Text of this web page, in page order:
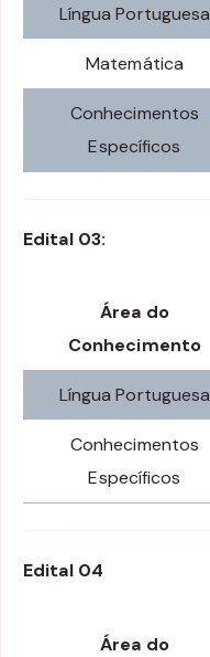
Língua Portuguesa
Matemática
Conhecimentos
Específicos
Edital 03:
Área do
Conhecimento
Língua Portuguesa
Conhecimentos
Específicos
Edital 04
Área do